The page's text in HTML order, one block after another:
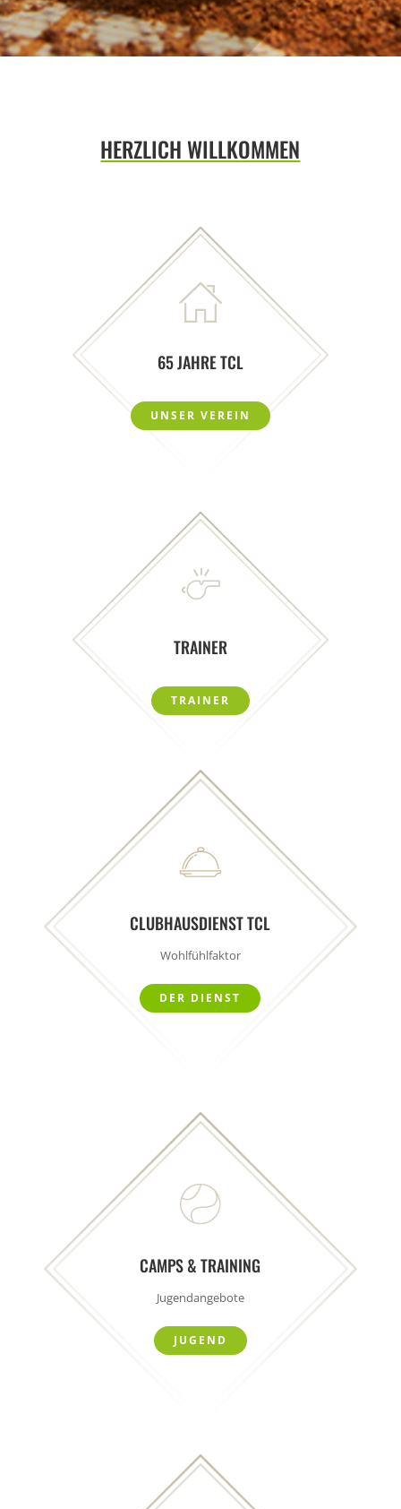
HERZLICH WILLKOMMEN
65 JAHRE TCL
UNSER VEREIN
TRAINER
TRAINER
CLUBHAUSDIENST TCL
Wohlfühlfaktor
DER DIENST
CAMPS & TRAINING
Jugendangebote
JUGEND